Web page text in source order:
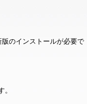
のインストールが必要で